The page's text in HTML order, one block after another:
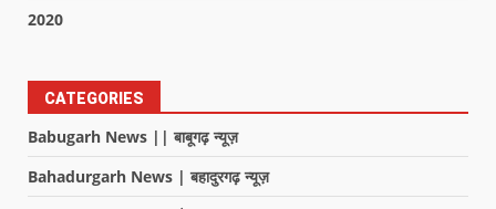
2020
CATEGORIES
Babugarh News || बाबूगढ़ न्यूज़
Bahadurgarh News | बहादुरगढ़ न्यूज़